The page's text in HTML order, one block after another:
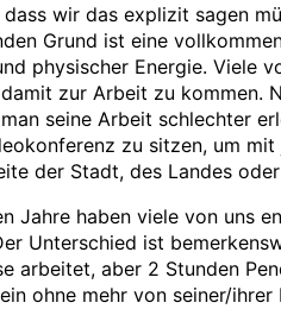
wir das explizit sagen
Grund ist eine
physischer Energie. Viele
zur Arbeit zu kommen.
seine Arbeit schlechter
zu sitzen, um
der Stadt, des Landes
Jahre haben viele von uns
Unterschied ist
arbeitet, aber 2 Stunden
ohne mehr von seiner/